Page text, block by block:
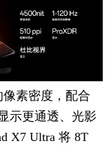
像素密度，配合
示更通透、光影
X7 Ultra 将 8T